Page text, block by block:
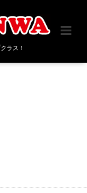
ラス！